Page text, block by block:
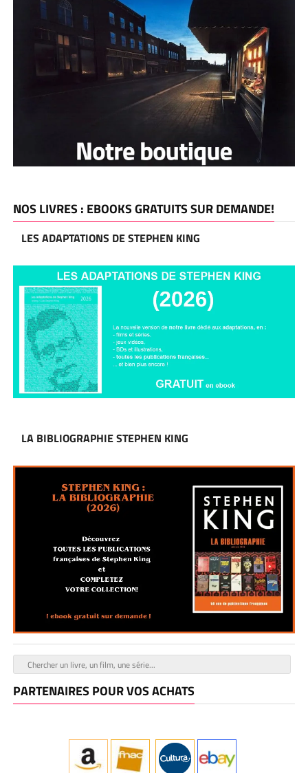
NOS LIVRES : EBOOKS GRATUITS SUR DEMANDE!
LES ADAPTATIONS DE STEPHEN KING
LA BIBLIOGRAPHIE STEPHEN KING
PARTENAIRES POUR VOS ACHATS